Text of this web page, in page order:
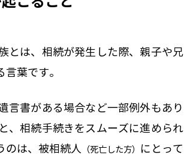
とは、相続が発生した際、親子や兄
葉です。
言書がある場合など一部例外もあり
、相続手続きをスムーズに進められ
のは、被相続人 （死亡した方）
にとって